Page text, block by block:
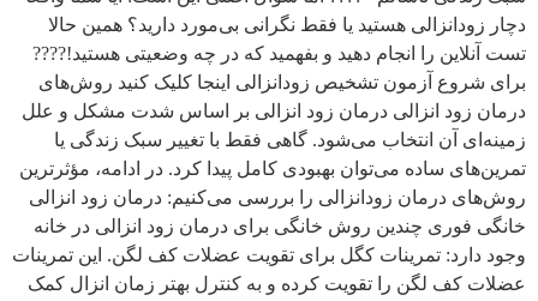
دچار زودانزالی هستید یا فقط نگرانی بی‌مورد دارید؟ همین حالا
تست آنلاین را انجام دهید و بفهمید که در چه وضعیتی هستید!????
برای شروع آزمون تشخیص زودانزالی اینجا کلیک کنید روش‌های
درمان زود انزالی درمان زود انزالی بر اساس شدت مشکل و علل
زمینه‌ای آن انتخاب می‌شود. گاهی فقط با تغییر سبک زندگی یا
تمرین‌های ساده می‌توان بهبودی کامل پیدا کرد. در ادامه، مؤثرترین
روش‌های درمان زودانزالی را بررسی می‌کنیم: درمان زود انزالی
خانگی فوری چندین روش خانگی برای درمان زود انزالی در خانه
وجود دارد: تمرینات کگل برای تقویت عضلات کف لگن. این تمرینات
عضلات کف لگن را تقویت کرده و به کنترل بهتر زمان انزال کمک